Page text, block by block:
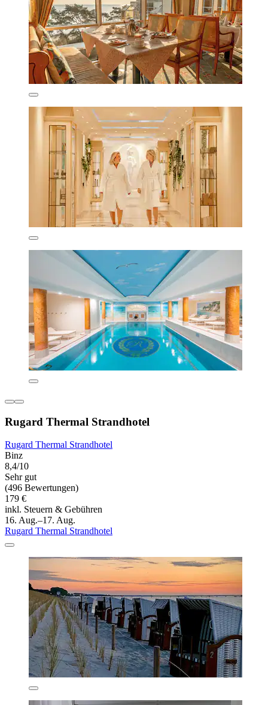
Rugard Thermal Strandhotel
Rugard Thermal Strandhotel
Binz
8,4/10
Sehr gut
(496 Bewertungen)
179 €
inkl. Steuern & Gebühren
16. Aug.–17. Aug.
Rugard Thermal Strandhotel